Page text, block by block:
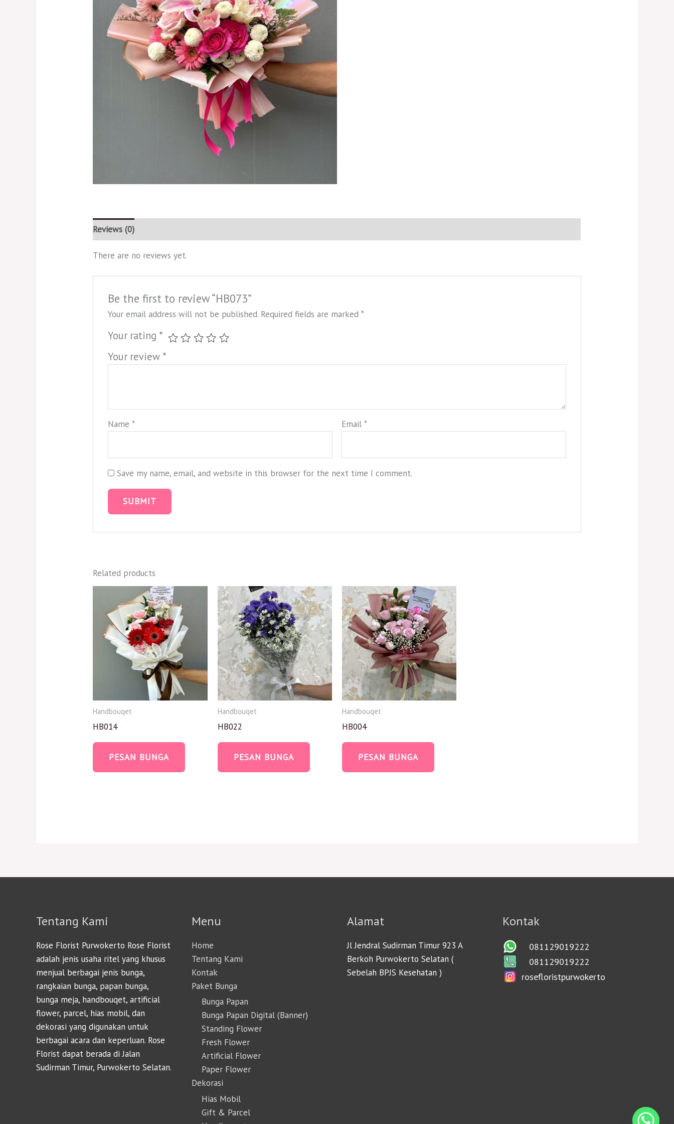
Reviews (0)
There are no reviews yet.
Be the first to review “HB073”
Your email address will not be published. Required fields are marked *
Your rating *
Your review *
Name * Email*
Save my name, email, and website in this browser for the next time I comment.
Related products
Handbouqet
HB014
PESAN BUNGA
Handbouqet
HB022
PESAN BUNGA
Handbouqet
HB004
PESAN BUNGA
Tentang Kami
Rose Florist Purwokerto Rose Florist
adalah jenis usaha ritel yang khusus
menjual berbagai jenis bunga,
rangkaian bunga, papan bunga,
bunga meja, handbouqet, artificial
flower, parcel, hias mobil, dan
dekorasi yang digunakan untuk
berbagai acara dan keperluan. Rose
Florist dapat berada di Jalan
Sudirman Timur, Purwokerto Selatan.
Menu
Home
Tentang Kami
Kontak
Paket Bunga
Bunga Papan
Bunga Papan Digital (Banner)
Standing Flower
Fresh Flower
Artificial Flower
Paper Flower
Dekorasi
Hias Mobil
Gift & Parcel
Alamat
Jl Jendral Sudirman Timur 923 A
Berkoh Purwokerto Selatan (
Sebelah BPJS Kesehatan )
Kontak
081129019222
081129019222
rosefloristpurwokerto